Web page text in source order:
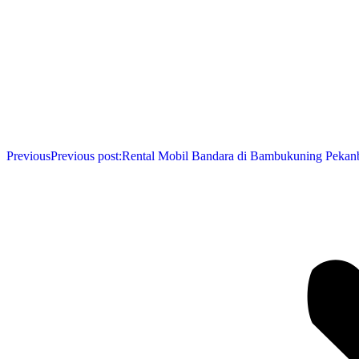
PreviousPrevious post:Rental Mobil Bandara di Bambukuning